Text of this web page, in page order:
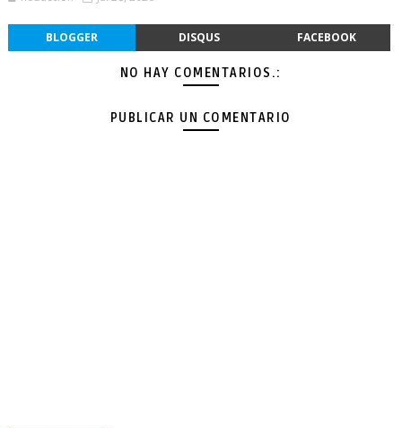
BLOGGER DISQUS FACEBOOK
NO HAY COMENTARIOS.:
PUBLICAR UN COMENTARIO